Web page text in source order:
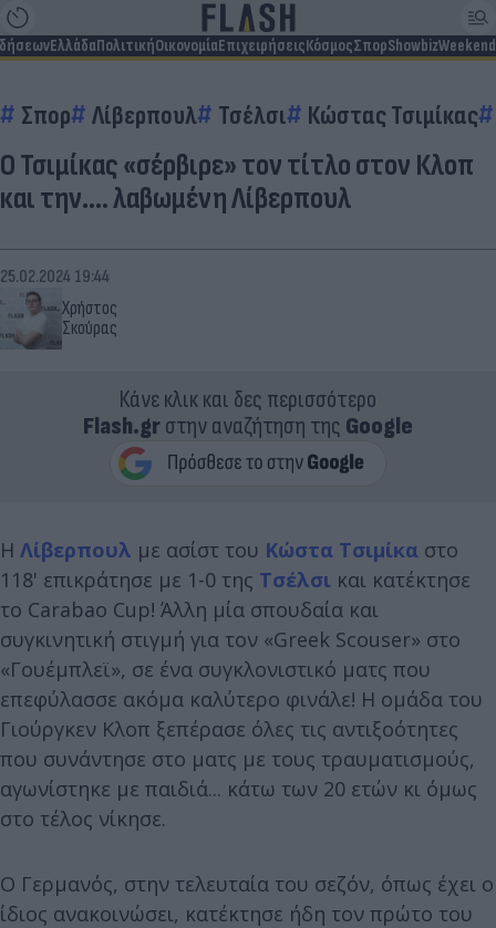
ΕλλάδαΠολιτικήΟικονομίαΕπιχειρήσειςΚόσμοςΣπορShowbizWeekend
Σπορ Λίβερπουλ Τσέλσι Κώστας Τσιμίκας
Ο Τσιμίκας «σέρβιρε» τον τίτλο στον Κλοπ
και την.... λαβωμένη Λίβερπουλ
Χρήστος
Σκούρας
25.02.2024 19:44
Κάνε κλικ και δες περισσότερο
Flash.grστην αναζήτηση της Google
Η Λίβερπουλ με ασίστ του Κώστα Τσιμίκα στο
118' επικράτησε με 1-0 της Τσέλσι και κατέκτησε
το Carabao Cup! Άλλη μία σπουδαία και
συγκινητική στιγμή για τον «Greek Scouser» στο
«Γουέμπλεϊ», σε ένα συγκλονιστικό ματς που
επεφύλασσε ακόμα καλύτερο φινάλε! Η ομάδα του
Γιούργκεν Κλοπ ξεπέρασε όλες τις αντιξοότητες
που συνάντησε στο ματς με τους τραυματισμούς,
αγωνίστηκε με παιδιά... κάτω των 20 ετών κι όμως
στο τέλος νίκησε.
Ο Γερμανός, στην τελευταία του σεζόν, όπως έχει ο
ίδιος ανακοινώσει, κατέκτησε ήδη τον πρώτο του